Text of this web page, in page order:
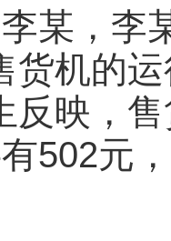
某，李
货机的
反映，
502元